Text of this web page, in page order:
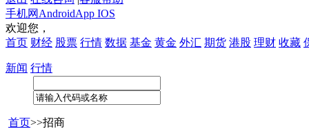
手机网 AndroidApp IOS
欢迎您，
首页 财经 股票 行情 数据 基金 黄金 外汇 期货 港股 理财 收藏
新闻 行情
首页>>招商